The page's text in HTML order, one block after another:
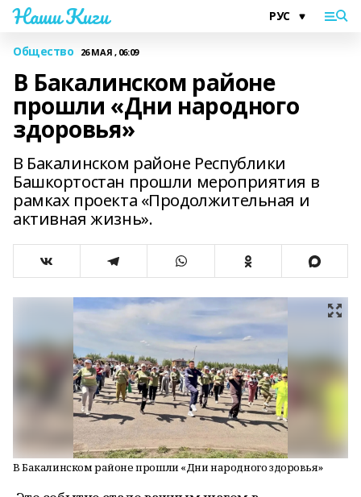
Наши Киги
Общество 26 МАЯ , 06:09
В Бакалинском районе
прошли «Дни народного
здоровья»
В Бакалинском районе Республики
Башкортостан прошли мероприятия в
рамках проекта «Продолжительная и
активная жизнь».
В Бакалинском районе прошли «Дни народного здоровья»